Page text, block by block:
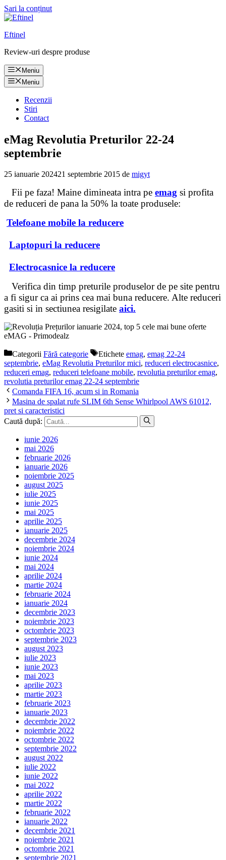
Sari la conținut
Eftinel
Review-uri despre produse
Meniu
Meniu
Recenzii
Stiri
Contact
eMag Revolutia Preturilor 22-24
septembrie
25 ianuarie 202421 septembrie 2015 de migyt
Fii pe faza! Maine dimineata intra pe emag si profita
de reduceri de pana la 50% la toate produsele:
Telefoane mobile la reducere
Laptopuri la reducere
Electrocasnice la reducere
Verifica din timp preturile produselor de pe site pentru
a fi sigur ca ai prins cea mai buna reducere. Alte reduceri
gasiti si in sectiunea resigilate aici.
Categorii Fără categorie Etichete emag, emag 22-24
septembrie, eMag Revolutia Preturilor mici, reduceri electrocasnice,
reduceri emag, reduceri telefoane mobile, revolutia preturilor emag,
revolutia preturilor emag 22-24 septembrie
Comanda FIFA 16, acum si in Romania
Masina de spalat rufe SLIM 6th Sense Whirlpool AWS 61012,
pret si caracteristici
Caută după:
iunie 2026
mai 2026
februarie 2026
ianuarie 2026
noiembrie 2025
august 2025
iulie 2025
iunie 2025
mai 2025
aprilie 2025
ianuarie 2025
decembrie 2024
noiembrie 2024
iunie 2024
mai 2024
aprilie 2024
martie 2024
februarie 2024
ianuarie 2024
decembrie 2023
noiembrie 2023
octombrie 2023
septembrie 2023
august 2023
iulie 2023
iunie 2023
mai 2023
aprilie 2023
martie 2023
februarie 2023
ianuarie 2023
decembrie 2022
noiembrie 2022
octombrie 2022
septembrie 2022
august 2022
iulie 2022
iunie 2022
mai 2022
aprilie 2022
martie 2022
februarie 2022
ianuarie 2022
decembrie 2021
noiembrie 2021
octombrie 2021
septembrie 2021